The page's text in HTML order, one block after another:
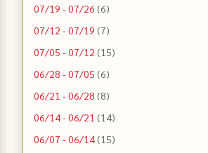
07/19 - 07/26 (6)
07/12 - 07/19 (7)
07/05 - 07/12 (15)
06/28 - 07/05 (6)
06/21 - 06/28 (8)
06/14 - 06/21 (14)
06/07 - 06/14(15)